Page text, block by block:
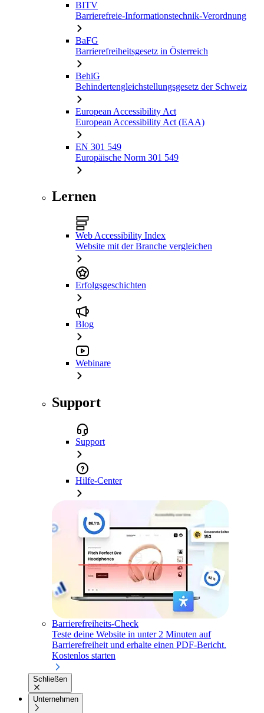
BITV
Barrierefreie-Informationstechnik-Verordnung
BaFG
Barrierefreiheitsgesetz in Österreich
BehiG
Behindertengleichstellungsgesetz der Schweiz
European Accessibility Act
European Accessibility Act (EAA)
EN 301 549
Europäische Norm 301 549
Lernen
Web Accessibility Index
Website mit der Branche vergleichen
Erfolgsgeschichten
Blog
Webinare
Support
Support
Hilfe-Center
Barrierefreiheits-Check
Teste deine Website in unter 2 Minuten auf
Barrierefreiheit und erhalte einen PDF-Bericht.
Kostenlos starten
Schließen
Unternehmen